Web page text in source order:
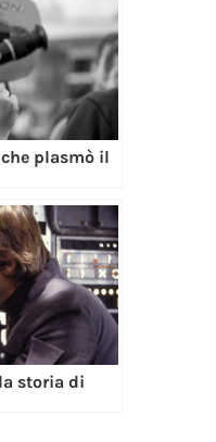
plasmò il
storia di